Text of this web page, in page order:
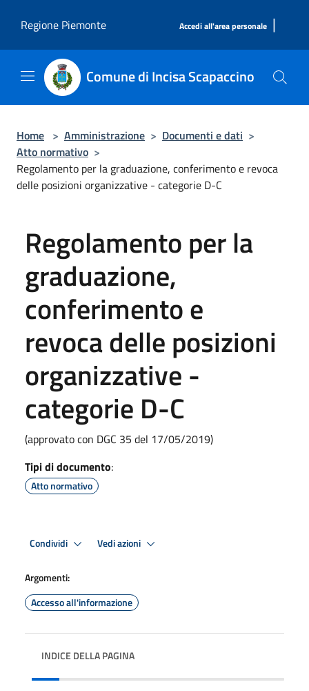
Regione Piemonte
Accedi all'area personale |
Comune di Incisa Scapaccino
Home > Amministrazione > Documenti e dati >
Atto normativo >
Regolamento per la graduazione, conferimento e revoca
delle posizioni organizzative - categorie D-C
Regolamento per la
graduazione,
conferimento e
revoca delle posizioni
organizzative -
categorie D-C
(approvato con DGC 35 del 17/05/2019)
Tipi di documento:
Atto normativo
Condividi Vedi azioni
Argomenti:
Accesso all'informazione
INDICE DELLA PAGINA